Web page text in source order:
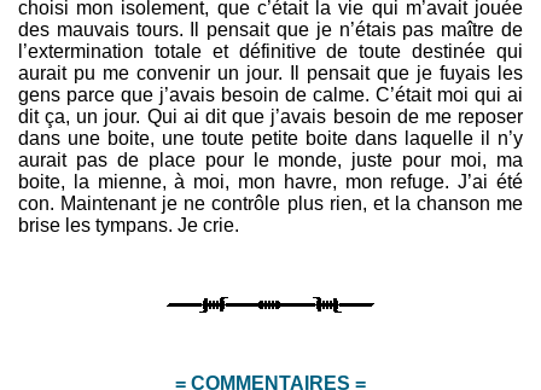
choisi mon isolement, que c’était la vie qui m’avait jouée
des mauvais tours. Il pensait que je n’étais pas maître de
l’extermination totale et définitive de toute destinée qui
aurait pu me convenir un jour. Il pensait que je fuyais les
gens parce que j’avais besoin de calme. C’était moi qui ai
dit ça, un jour. Qui ai dit que j’avais besoin de me reposer
dans une boite, une toute petite boite dans laquelle il n’y
aurait pas de place pour le monde, juste pour moi, ma
boite, la mienne, à moi, mon havre, mon refuge. J’ai été
con. Maintenant je ne contrôle plus rien, et la chanson me
brise les tympans. Je crie.
= COMMENTAIRES =